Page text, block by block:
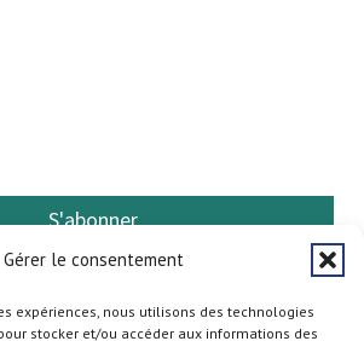
Gérer le consentement
expériences, nous utilisons des technologies
stocker et/ou accéder aux informations des
S'abonner